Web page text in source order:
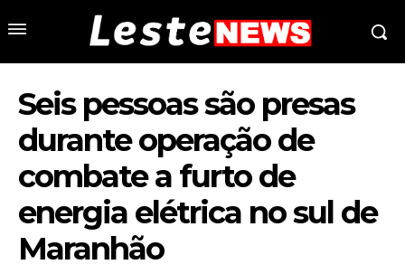
Seis pessoas são presas
durante operação de
combate a furto de
energia elétrica no sul de
Maranhão